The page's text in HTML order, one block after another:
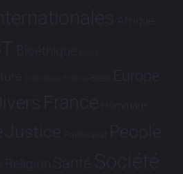
Afrique
Bioéthique Brève
Dialogues France-Brésil Europe
France Hommage
Justice Partenariat People
Religion Santé Société